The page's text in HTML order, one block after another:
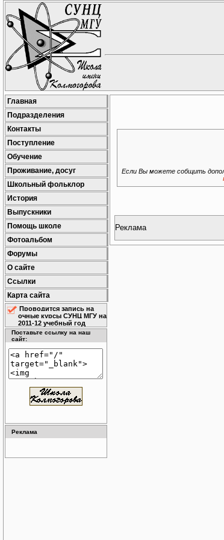
Главная
Подразделения
Контакты
Поступление
Обучение
Проживание, досуг
Школьный фольклор
История
Выпускники
Помощь школе
Фотоальбом
Форумы
О сайте
Ссылки
Карта сайта
Проводится запись на
очные курсы СУНЦ МГУ на
2011-12 учебный год
Поставьте ссылку на наш
сайт:
Реклама
Если Вы можете собщить
Реклама